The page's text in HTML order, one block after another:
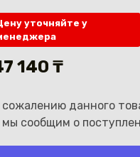
уточняйте у
140 ₸
сожалению данного
мы сообщим о